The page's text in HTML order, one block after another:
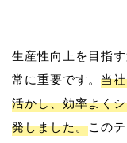
生産性向上を目指
常に重要です。 当
活かし、効率よく
発しました。この